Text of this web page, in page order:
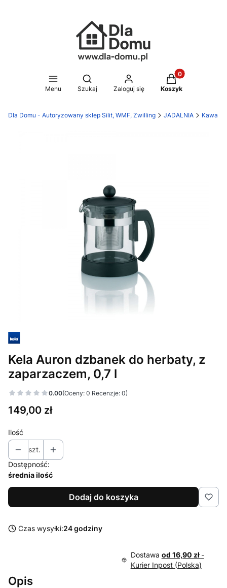
Menu
Otwórz wyszukiwarkę
Szukaj Zaloguj się
Produkty w
Koszyk
Dla Domu - Autoryzowany sklep Silit, WMF, Zwilling JADALNIA Kawa i
Kela Auron dzbanek do herbaty, z
zaparzaczem, 0,7 l
0.00(Oceny: 0 Recenzje: 0)
Cena
149,00 zł
Ilość
szt.
Dostępność:
średnia ilość
Dodaj do koszyka
Czas wysyłki:24 godziny
Dostawa od 16,90 zł -
Kurier Inpost (Polska)
Opis